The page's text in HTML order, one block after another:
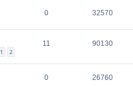
0 32570
1 2
11 90130
0 26760